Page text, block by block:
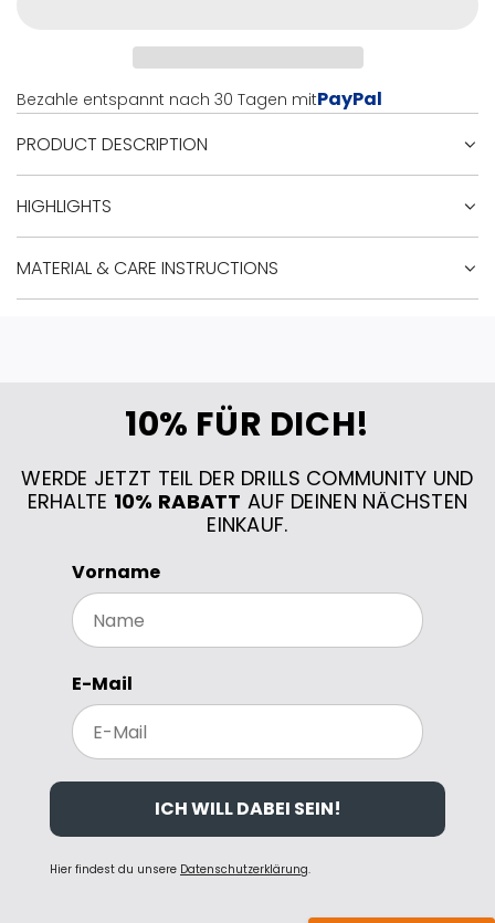
G
.
Bezahle entspannt nach 30 Tagen mitPayPal
PRODUCT DESCRIPTION
HIGHLIGHTS
MATERIAL & CARE INSTRUCTIONS
10% FÜR DICH!
WERDE JETZT TEIL DER DRILLS COMMUNITY UND
ERHALTE 10% RABATT AUF DEINEN NÄCHSTEN
EINKAUF.
Vorname
E-Mail
ICH WILL DABEI SEIN!
Hier findest du unsere Datenschutzerklärung.